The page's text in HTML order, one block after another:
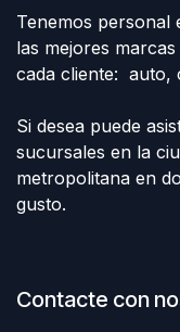
Tenemos personal
las mejores
cada cliente: auto,
Si desea puede
sucursales en la
metropolitana en
gusto.
Contacte con